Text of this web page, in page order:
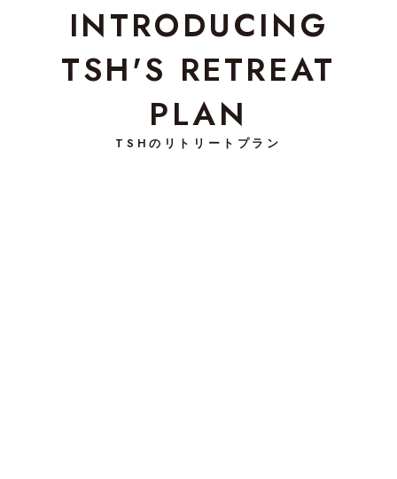
INTRODUCING
TSH'S RETREAT
PLAN
TSHのリトリートプラン